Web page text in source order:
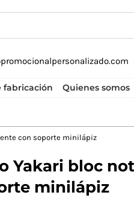
fabricación Quienes somos
con soporte minilápiz
Yakari bloc
minilápiz